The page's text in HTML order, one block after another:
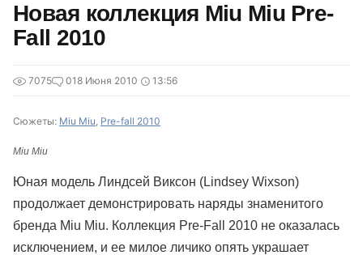
Новая коллекция Miu Miu Pre-
Fall 2010
7075 018 Июня 2010 13:56
Сюжеты: Miu Miu, Pre-fall 2010
Miu Miu
Юная модель Линдсей Виксон (Lindsey Wixson)
продолжает демонстрировать наряды знаменитого
бренда Miu Miu. Коллекция Pre-Fall 2010 не оказалась
исключением, и ее милое личико опять украшает